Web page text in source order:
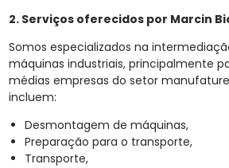
2. Serviços oferecidos por Marcin
Somos especializados na
máquinas industriais, principalmente
médias empresas do setor
incluem:
Desmontagem de máquinas,
Preparação para o transporte,
Transporte,